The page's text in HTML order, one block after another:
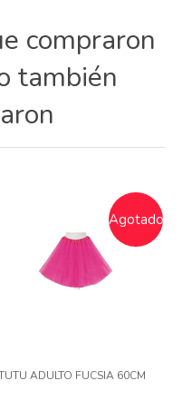
compraron
también
Agotado
ADULTO FUCSIA 60CM